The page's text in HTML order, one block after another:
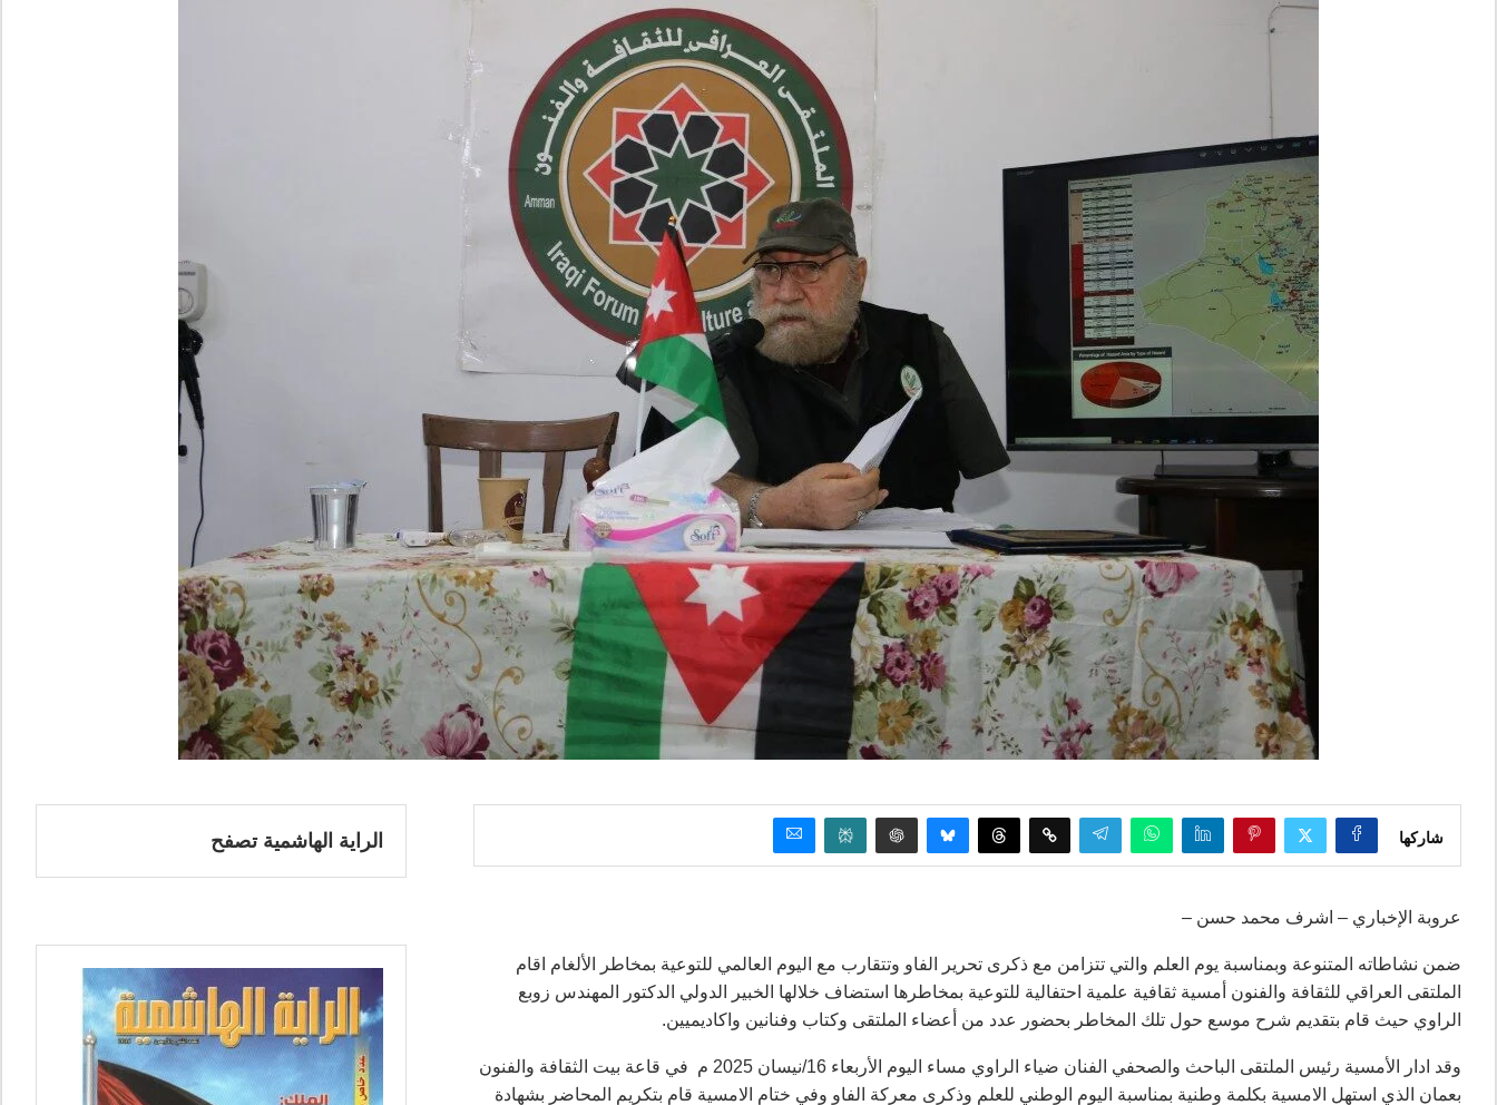
شاركها
عروبة الإخباري – اشرف محمد حسن –
ضمن نشاطاته المتنوعة وبمناسبة يوم العلم والتي تتزامن مع ذكرى تحرير الفاو وتتقارب مع اليوم العالمي للتوعية بمخاطر الألغام اقام
الملتقى العراقي للثقافة والفنون أمسية ثقافية علمية احتفالية للتوعية بمخاطرها استضاف خلالها الخبير الدولي الدكتور المهندس زوبع
الراوي حيث قام بتقديم شرح موسع حول تلك المخاطر بحضور عدد من أعضاء الملتقى وكتاب وفنانين واكاديميين.
وقد ادار الأمسية رئيس الملتقى الباحث والصحفي الفنان ضياء الراوي مساء اليوم الأربعاء 16/نيسان 2025 م في قاعة بيت الثقافة والفنون
بعمان الذي استهل الامسية بكلمة وطنية بمناسبة اليوم الوطني للعلم وذكرى معركة الفاو وفي ختام الامسية قام بتكريم المحاضر بشهادة
الراية الهاشمية تصفح